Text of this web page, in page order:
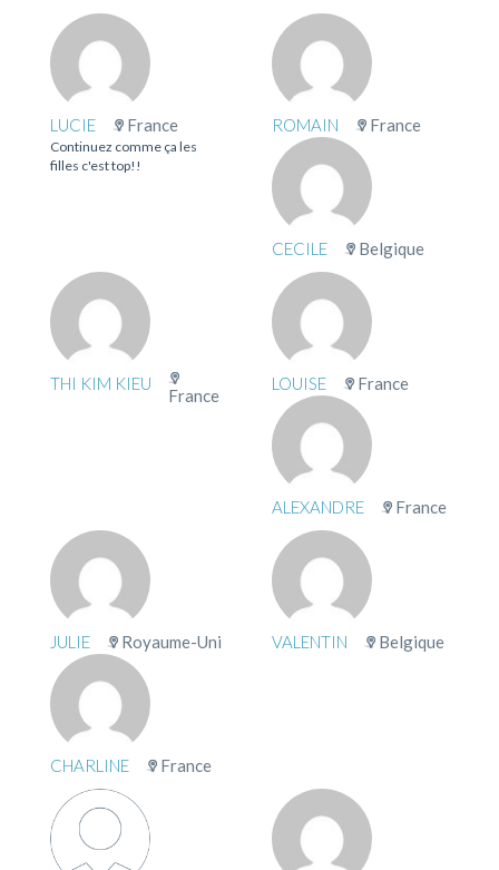
LUCIE France
Continuez comme ça les
filles c'est top!!
ROMAIN France
CECILE Belgique
THI KIM KIEU
France
LOUISE France
ALEXANDRE France
JULIE Royaume-Uni VALENTIN Belgique
CHARLINE France